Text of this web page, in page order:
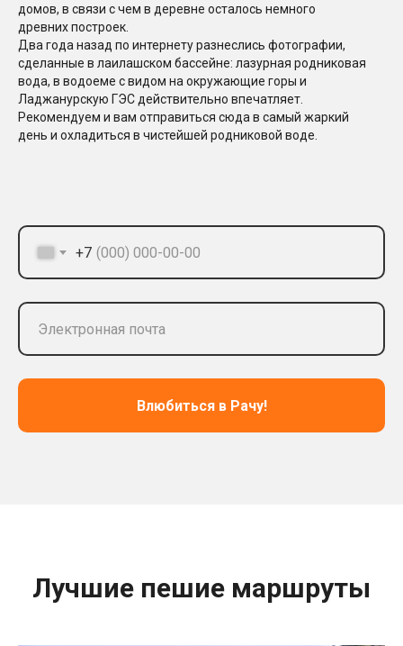
домов, в связи с чем в деревне осталось немного
древних построек.
Два года назад по интернету разнеслись фотографии,
сделанные в лаилашском бассейне: лазурная родниковая
вода, в водоеме с видом на окружающие горы и
Ладжанурскую ГЭС действительно впечатляет.
Рекомендуем и вам отправиться сюда в самый жаркий
день и охладиться в чистейшей родниковой воде.
+7
Влюбиться в Рачу!
Лучшие пешие маршруты